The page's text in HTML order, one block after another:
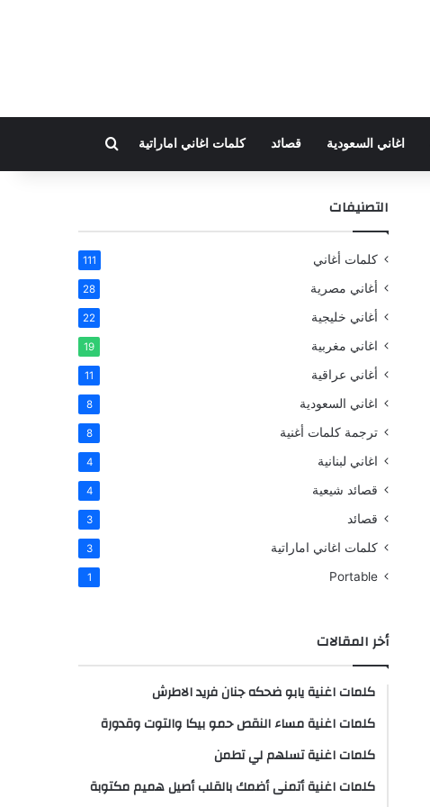
اغاني السعودية قصائد كلمات اغاني اماراتية
التصنيفات
كلمات أغاني 111
أغاني مصرية 28
أغاني خليجية 22
اغاني مغربية 19
أغاني عراقية 11
اغاني السعودية 8
ترجمة كلمات أغنية 8
اغاني لبنانية 4
قصائد شيعية 4
قصائد 3
كلمات اغاني اماراتية 3
Portable
1
أخر المقالات
كلمات اغنية يابو ضحكه جنان فريد الاطرش
كلمات اغنية مساء النقص حمو بيكا والتوت وقدورة
كلمات اغنية تسلهم لي تطمن
كلمات اغنية أتمنى أضمك بالقلب أصيل هميم مكتوبة